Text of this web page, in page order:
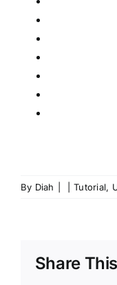
By Diah Tutorial,
Share